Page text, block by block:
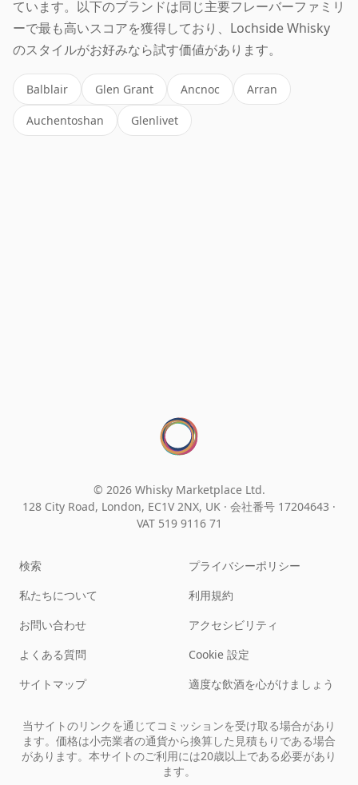
ています。以下のブランドは同じ主要フレーバーファミリ
ーで最も高いスコアを獲得しており、Lochside Whisky
のスタイルがお好みなら試す価値があります。
Balblair Glen Grant Ancnoc Arran
Auchentoshan Glenlivet
© 2026 Whisky Marketplace Ltd.
128 City Road, London, EC1V 2NX, UK · 会社番号 17204643 ·
VAT 519 9116 71
検索
私たちについて
お問い合わせ
よくある質問
サイトマップ
プライバシーポリシー
利用規約
アクセシビリティ
Cookie 設定
適度な飲酒を心がけましょう
当サイトのリンクを通じてコミッションを受け取る場合があり
ます。価格は小売業者の通貨から換算した見積もりである場合
があります。本サイトのご利用には20歳以上である必要があり
ます。